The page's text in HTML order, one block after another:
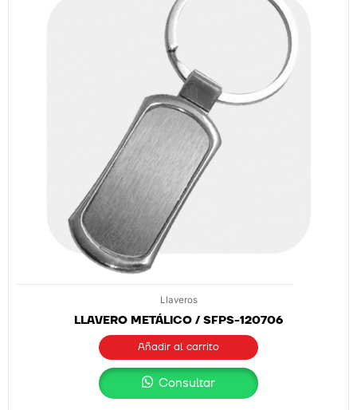
Llaveros
LLAVERO METÁLICO / SFPS-120706
Añadir al carrito
Consultar